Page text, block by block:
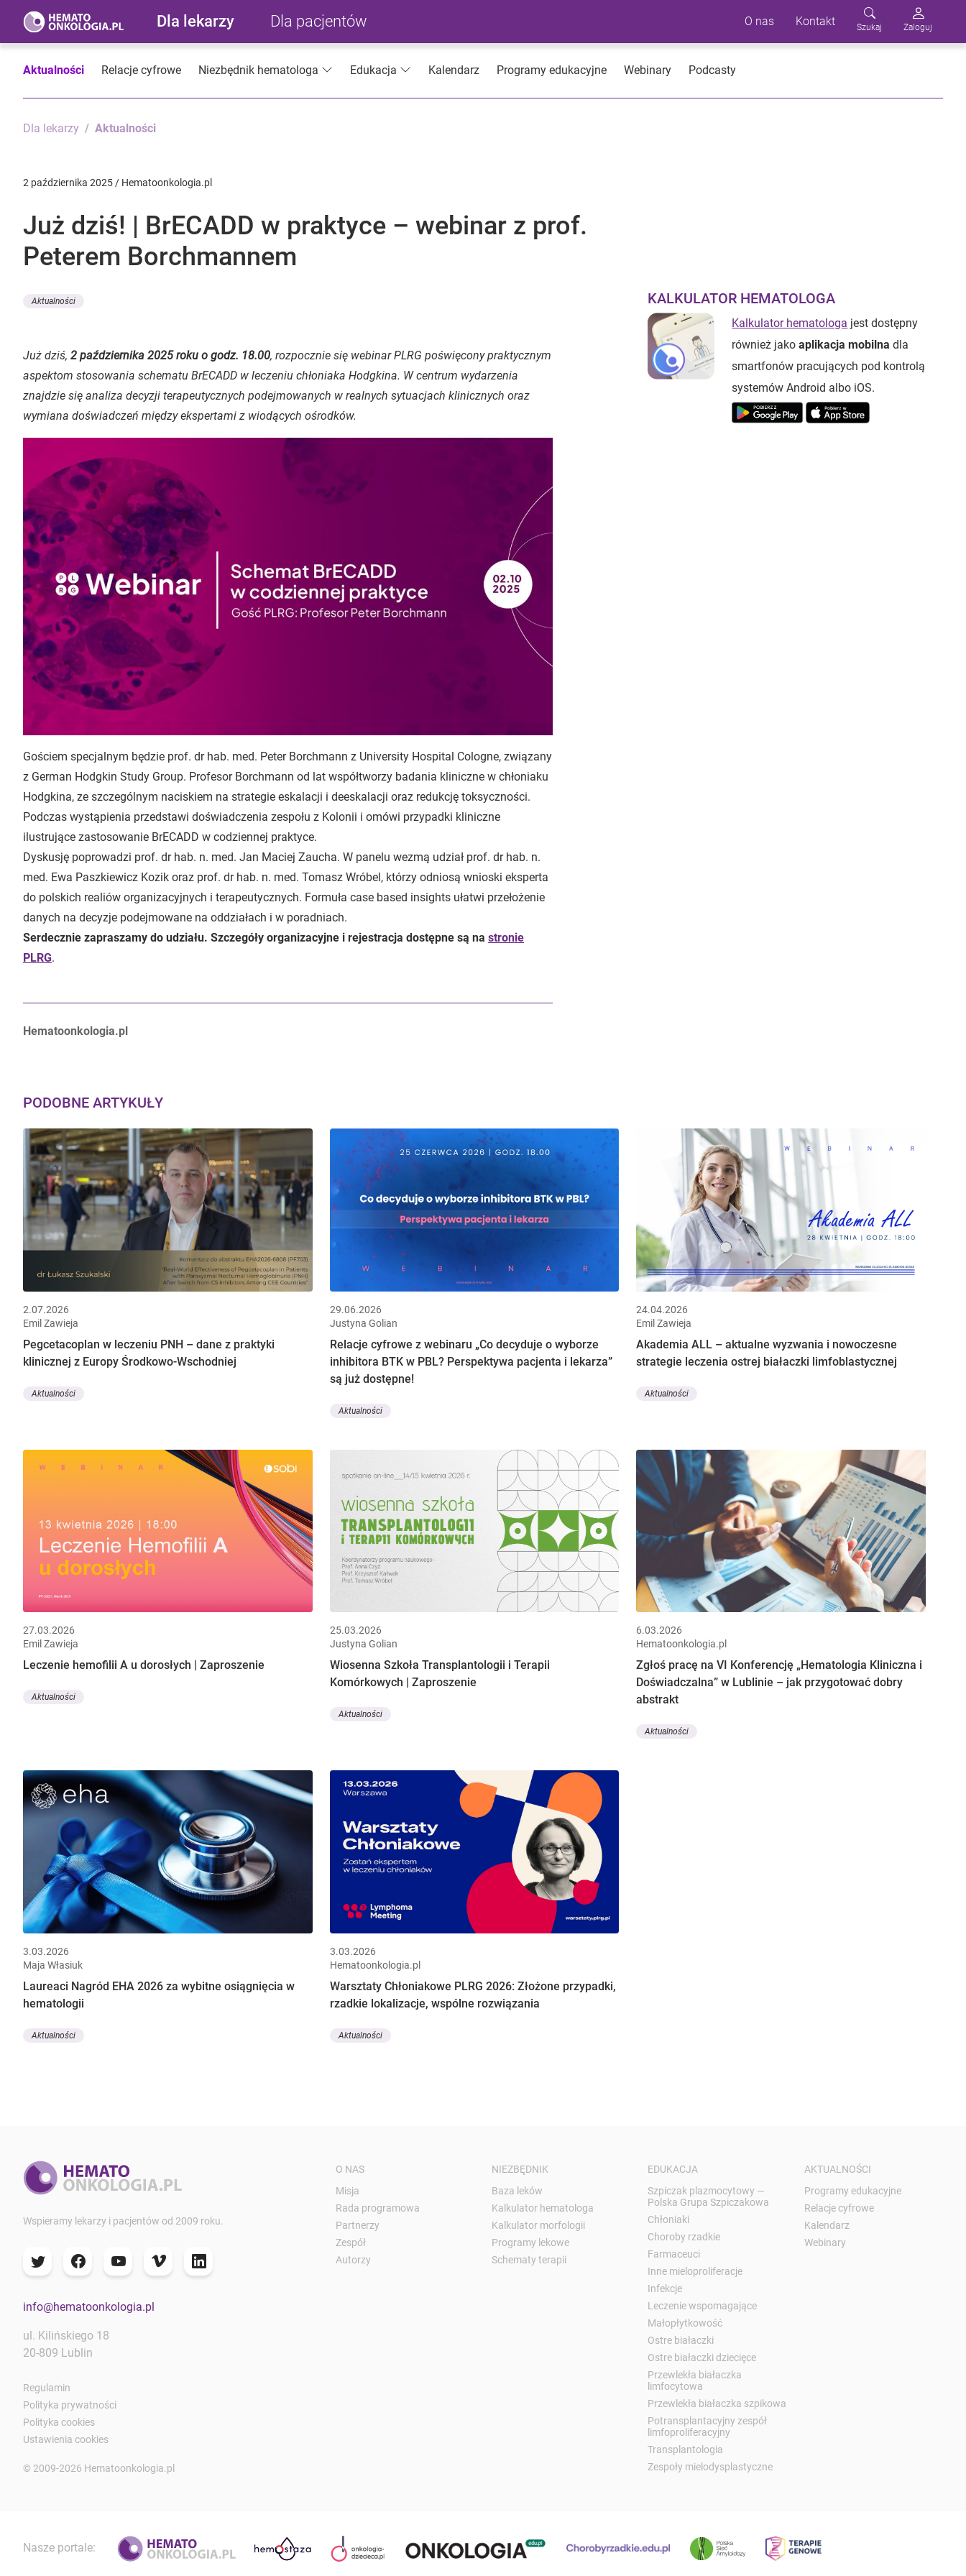
Dla lekarzy Dla pacjentów O nas Kontakt Szukaj Zaloguj
Aktualności Relacje cyfrowe Niezbędnik hematologa Edukacja Kalendarz Programy edukacyjne Webinary Podcasty
Dla lekarzy Aktualności
2 października 2025 / Hematoonkologia.pl
Już dziś! | BrECADD w praktyce – webinar z prof.
Peterem Borchmannem
Aktualności
Już dziś, 2 października 2025 roku o godz. 18.00, rozpocznie się webinar PLRG poświęcony praktycznym
aspektom stosowania schematu BrECADD w leczeniu chłoniaka Hodgkina. W centrum wydarzenia
znajdzie się analiza decyzji terapeutycznych podejmowanych w realnych sytuacjach klinicznych oraz
wymiana doświadczeń między ekspertami z wiodących ośrodków.
Gościem specjalnym będzie prof. dr hab. med. Peter Borchmann z University Hospital Cologne, związany
z German Hodgkin Study Group. Profesor Borchmann od lat współtworzy badania kliniczne w chłoniaku
Hodgkina, ze szczególnym naciskiem na strategie eskalacji i deeskalacji oraz redukcję toksyczności.
Podczas wystąpienia przedstawi doświadczenia zespołu z Kolonii i omówi przypadki kliniczne
ilustrujące zastosowanie BrECADD w codziennej praktyce.
Dyskusję poprowadzi prof. dr hab. n. med. Jan Maciej Zaucha. W panelu wezmą udział prof. dr hab. n.
med. Ewa Paszkiewicz Kozik oraz prof. dr hab. n. med. Tomasz Wróbel, którzy odniosą wnioski eksperta
do polskich realiów organizacyjnych i terapeutycznych. Formuła case based insights ułatwi przełożenie
danych na decyzje podejmowane na oddziałach i w poradniach.
Serdecznie zapraszamy do udziału. Szczegóły organizacyjne i rejestracja dostępne są na stronie
PLRG.
Autorzy:
Hematoonkologia.pl
KALKULATOR HEMATOLOGA
Kalkulator hematologa jest dostępny
również jakoaplikacja mobilna dla
smartfonów pracujących pod kontrolą
systemów Android albo iOS.
PODOBNE ARTYKUŁY
2.07.2026
Emil Zawieja
Pegcetacoplan w leczeniu PNH – dane z praktyki
klinicznej z Europy Środkowo-Wschodniej
Aktualności
29.06.2026
Justyna Golian
Relacje cyfrowe z webinaru „Co decyduje o wyborze
inhibitora BTK w PBL? Perspektywa pacjenta i lekarza”
są już dostępne!
Aktualności
24.04.2026
Emil Zawieja
Akademia ALL – aktualne wyzwania i nowoczesne
strategie leczenia ostrej białaczki limfoblastycznej
Aktualności
27.03.2026
Emil Zawieja
Leczenie hemofilii A u dorosłych | Zaproszenie
Aktualności
25.03.2026
Justyna Golian
Wiosenna Szkoła Transplantologii i Terapii
Komórkowych | Zaproszenie
Aktualności
6.03.2026
Hematoonkologia.pl
Zgłoś pracę na VI Konferencję „Hematologia Kliniczna i
Doświadczalna” w Lublinie – jak przygotować dobry
abstrakt
Aktualności
3.03.2026
Maja Własiuk
Laureaci Nagród EHA 2026 za wybitne osiągnięcia w
hematologii
Aktualności
3.03.2026
Hematoonkologia.pl
Warsztaty Chłoniakowe PLRG 2026: Złożone przypadki,
rzadkie lokalizacje, wspólne rozwiązania
Aktualności
Wspieramy lekarzy i pacjentów od 2009 roku.
info@hematoonkologia.pl
ul. Kilińskiego 18
20-809 Lublin
Regulamin
Polityka prywatności
Polityka cookies
Ustawienia cookies
© 2009-2026 Hematoonkologia.pl
O NAS
Misja
Rada programowa
Partnerzy
Zespół
Autorzy
NIEZBĘDNIK
Baza leków
Kalkulator hematologa
Kalkulator morfologii
Programy lekowe
Schematy terapii
EDUKACJA
Szpiczak plazmocytowy —
Polska Grupa Szpiczakowa
Chłoniaki
Choroby rzadkie
Farmaceuci
Inne mieloproliferacje
Infekcje
Leczenie wspomagające
Małopłytkowość
Ostre białaczki
Ostre białaczki dziecięce
Przewlekła białaczka
limfocytowa
Przewlekła białaczka szpikowa
Potransplantacyjny zespół
limfoproliferacyjny
Transplantologia
Zespoły mielodysplastyczne
AKTUALNOŚCI
Programy edukacyjne
Relacje cyfrowe
Kalendarz
Webinary
Nasze portale: